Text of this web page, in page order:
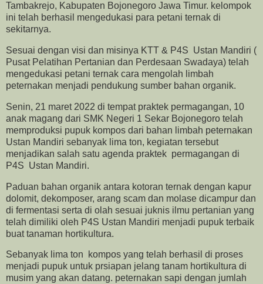
Tambakrejo, Kabupaten Bojonegoro Jawa Timur. kelompok
ini telah berhasil mengedukasi para petani ternak di
sekitarnya.
Sesuai dengan visi dan misinya KTT & P4S Ustan Mandiri (
Pusat Pelatihan Pertanian dan Perdesaan Swadaya) telah
mengedukasi petani ternak cara mengolah limbah
peternakan menjadi pendukung sumber bahan organik.
Senin, 21 maret 2022 di tempat praktek permagangan, 10
anak magang dari SMK Negeri 1 Sekar Bojonegoro telah
memproduksi pupuk kompos dari bahan limbah peternakan
Ustan Mandiri sebanyak lima ton, kegiatan tersebut
menjadikan salah satu agenda praktek permagangan di
P4S Ustan Mandiri.
Paduan bahan organik antara kotoran ternak dengan kapur
dolomit, dekomposer, arang scam dan molase dicampur dan
di fermentasi serta di olah sesuai juknis ilmu pertanian yang
telah dimiliki oleh P4S Ustan Mandiri menjadi pupuk terbaik
buat tanaman hortikultura.
Sebanyak lima ton kompos yang telah berhasil di proses
menjadi pupuk untuk prsiapan jelang tanam hortikultura di
musim yang akan datang. peternakan sapi dengan jumlah